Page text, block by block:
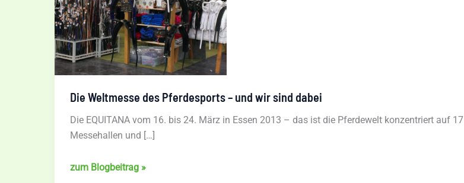
Die Weltmesse des Pferdesports – und wir sind dabei
Die EQUITANA vom 16. bis 24. März in Essen 2013 – das ist die Pferdewelt konzentriert auf 17
Messehallen und […]
Die
zum Blogbeitrag »